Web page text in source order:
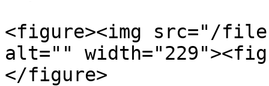
<figure><img src="/
alt=""
</figure>